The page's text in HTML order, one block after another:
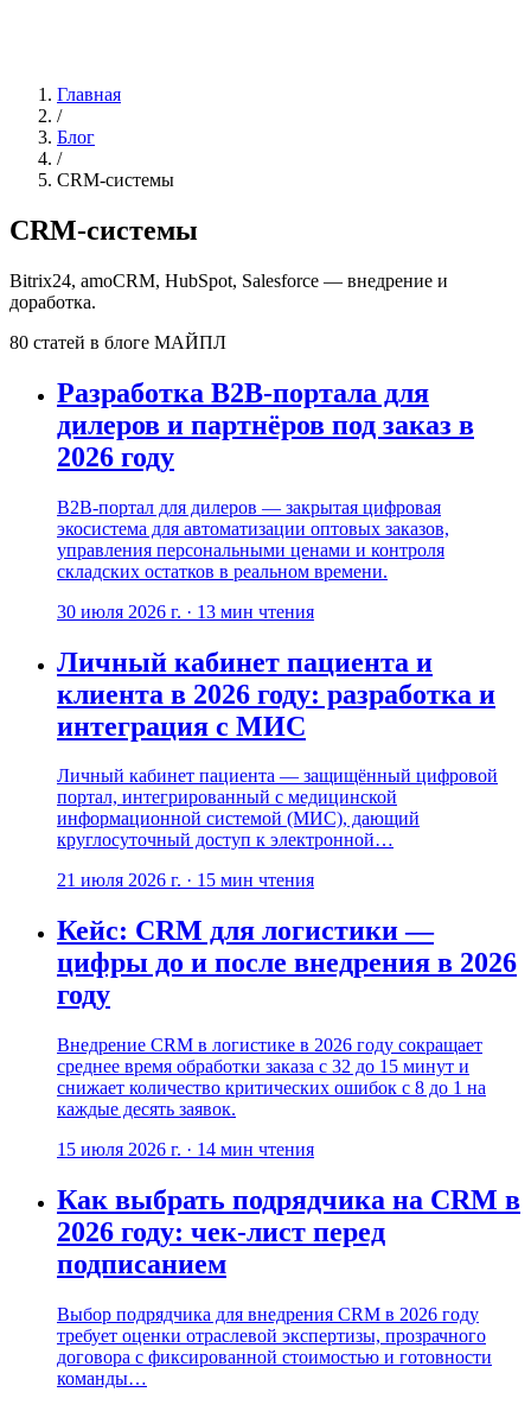
Главная
/
Блог
/
CRM-системы
CRM-системы
Bitrix24, amoCRM, HubSpot, Salesforce — внедрение и
доработка.
80 статей в блоге МАЙПЛ
Разработка B2B-портала для
дилеров и партнёров под заказ в
2026 году
B2B‑портал для дилеров — закрытая цифровая
экосистема для автоматизации оптовых заказов,
управления персональными ценами и контроля
складских остатков в реальном времени.
30 июля 2026 г. · 13 мин чтения
Личный кабинет пациента и
клиента в 2026 году: разработка и
интеграция с МИС
Личный кабинет пациента — защищённый цифровой
портал, интегрированный с медицинской
информационной системой (МИС), дающий
круглосуточный доступ к электронной…
21 июля 2026 г. · 15 мин чтения
Кейс: CRM для логистики —
цифры до и после внедрения в 2026
году
Внедрение CRM в логистике в 2026 году сокращает
среднее время обработки заказа с 32 до 15 минут и
снижает количество критических ошибок с 8 до 1 на
каждые десять заявок.
15 июля 2026 г. · 14 мин чтения
Как выбрать подрядчика на CRM в
2026 году: чек-лист перед
подписанием
Выбор подрядчика для внедрения CRM в 2026 году
требует оценки отраслевой экспертизы, прозрачного
договора с фиксированной стоимостью и готовности
команды…